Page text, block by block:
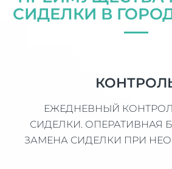
СИДЕЛКИ В
ЕЖЕДНЕВНЫЙ
СИДЕЛКИ. ОПЕРАТИВНАЯ
ЗАМЕНА СИДЕЛКИ ПРИ